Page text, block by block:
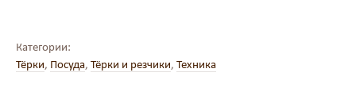
Категории:
Тёрки, Посуда, Тёрки и резчики, Техника